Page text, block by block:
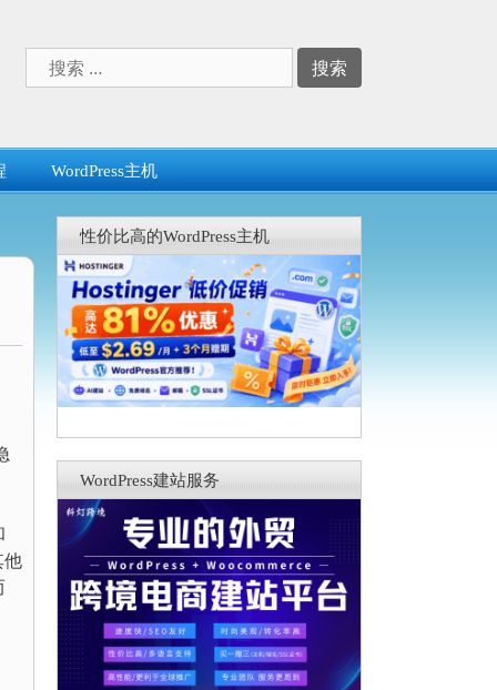
索：
WordPress主机
他
性价比高的WordPress主机
WordPress建站服务